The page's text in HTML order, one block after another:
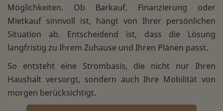
Möglichkeiten. Ob Barkauf, Finanzierung oder
Mietkauf sinnvoll ist, hängt von Ihrer persönlichen
Situation ab. Entscheidend ist, dass die Lösung
langfristig zu Ihrem Zuhause und Ihren Plänen passt.
So entsteht eine Strombasis, die nicht nur Ihren
Haushalt versorgt, sondern auch Ihre Mobilität von
morgen berücksichtigt.